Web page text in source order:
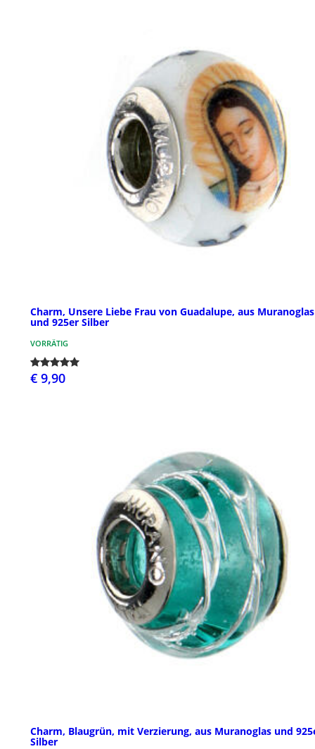
Charm, Unsere Liebe Frau von Guadalupe, aus Muranoglas
und 925er Silber
VORRÄTIG
€ 9,90
Charm, Blaugrün, mit Verzierung, aus Muranoglas und
Silber